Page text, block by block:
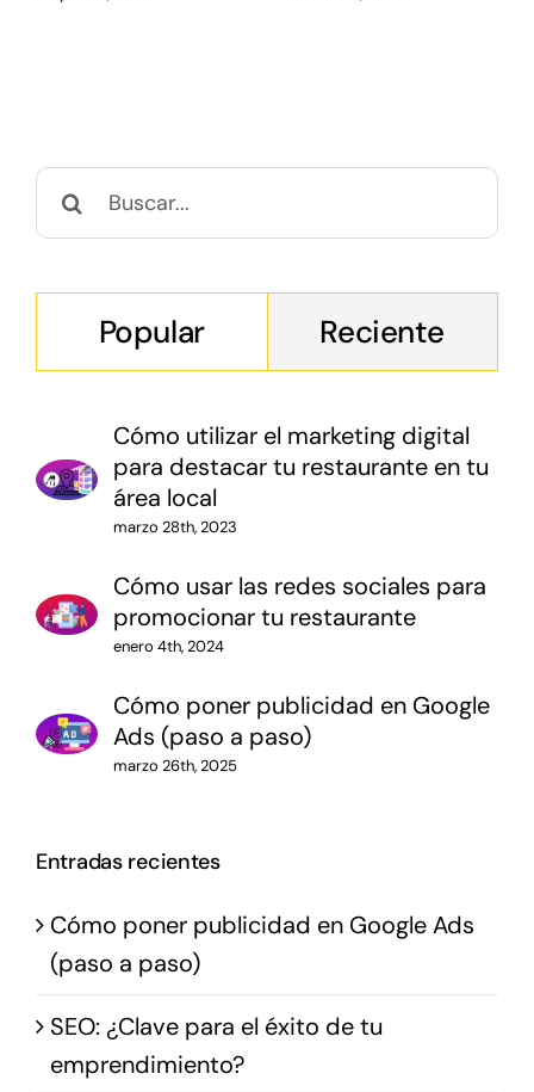
Buscar:
Popular Reciente
Cómo utilizar el marketing digital
para destacar tu restaurante en tu
área local
Cómo usar las redes sociales para
promocionar tu restaurante
Cómo poner publicidad en Google
Ads (paso a paso)
Entradas recientes
Cómo poner publicidad en Google Ads
(paso a paso)
SEO: ¿Clave para el éxito de tu
emprendimiento?